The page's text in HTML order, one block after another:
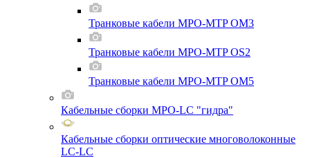
Транковые кабели MPO-MTP OM3
Транковые кабели MPO-MTP OS2
Транковые кабели MPO-MTP OM5
Кабельные сборки MPO-LC "гидра"
Кабельные сборки оптические многоволоконные
LC-LC